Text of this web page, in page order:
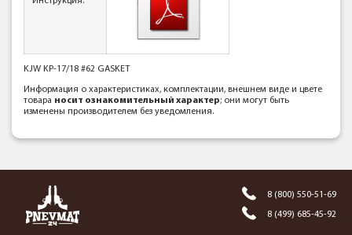
KJW KP-17/18 #62 GASKET
Информация о характеристиках, комплектации, внешнем виде и цвете
товара носит ознакомительный характер; они могут быть
изменены производителем без уведомления.
8 (800) 550-51-69
8 (499) 685-45-92